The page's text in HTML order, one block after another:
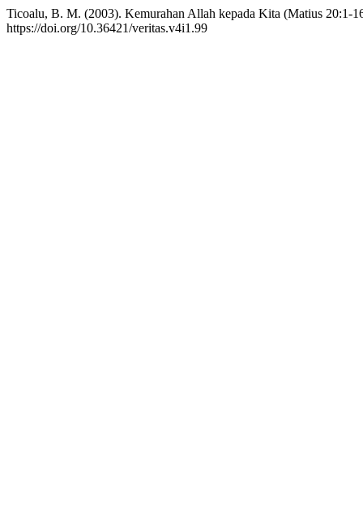
Ticoalu, B. M. (2003). Kemurahan Allah kepada Kita (Matius 20:1-
https://doi.org/10.36421/veritas.v4i1.99